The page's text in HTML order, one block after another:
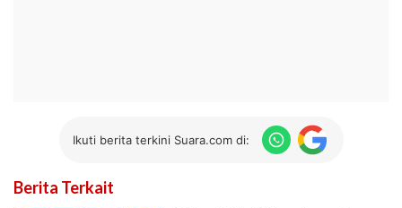
Ikuti berita terkini Suara.com di:
Berita Terkait